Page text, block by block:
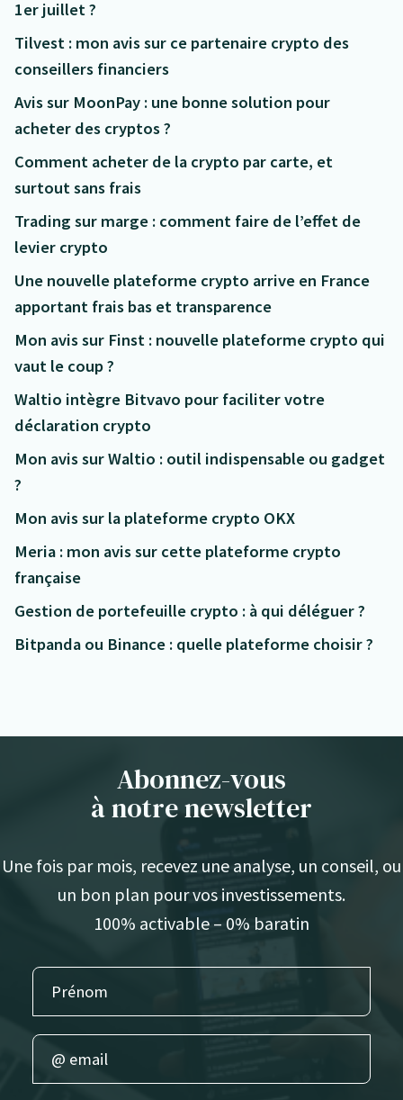
1er juillet ?
Tilvest : mon avis sur ce partenaire crypto des
conseillers financiers
Avis sur MoonPay : une bonne solution pour
acheter des cryptos ?
Comment acheter de la crypto par carte, et
surtout sans frais
Trading sur marge : comment faire de l’effet de
levier crypto
Une nouvelle plateforme crypto arrive en France
apportant frais bas et transparence
Mon avis sur Finst : nouvelle plateforme crypto qui
vaut le coup ?
Waltio intègre Bitvavo pour faciliter votre
déclaration crypto
Mon avis sur Waltio : outil indispensable ou gadget
?
Mon avis sur la plateforme crypto OKX
Meria : mon avis sur cette plateforme crypto
française
Gestion de portefeuille crypto : à qui déléguer ?
Bitpanda ou Binance : quelle plateforme choisir ?
Abonnez-vous
à notre newsletter
Une fois par mois, recevez une analyse, un conseil, ou
un bon plan pour vos investissements.
100% activable – 0% baratin